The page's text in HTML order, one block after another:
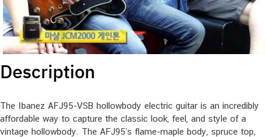
Description
The Ibanez AFJ95-VSB hollowbody electric guitar is an incredibly
affordable way to capture the classic look, feel, and style of a
vintage hollowbody. The AFJ95’s flame-maple body, spruce top,